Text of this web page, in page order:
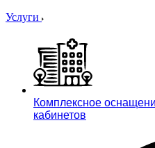
Услуги
Комплексное
кабинетов